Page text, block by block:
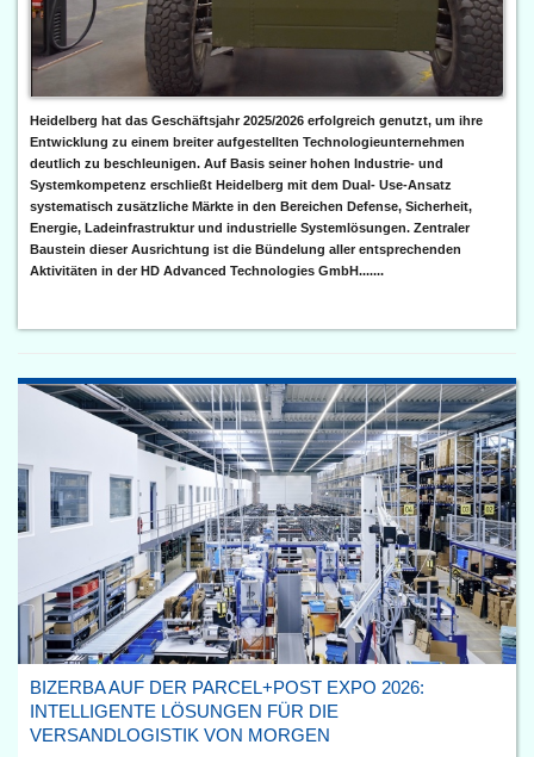
Heidelberg hat das Geschäftsjahr 2025/2026 erfolgreich genutzt, um ihre
Entwicklung zu einem breiter aufgestellten Technologieunternehmen
deutlich zu beschleunigen. Auf Basis seiner hohen Industrie- und
Systemkompetenz erschließt Heidelberg mit dem Dual- Use-Ansatz
systematisch zusätzliche Märkte in den Bereichen Defense, Sicherheit,
Energie, Ladeinfrastruktur und industrielle Systemlösungen. Zentraler
Baustein dieser Ausrichtung ist die Bündelung aller entsprechenden
Aktivitäten in der HD Advanced Technologies GmbH.......
BIZERBA AUF DER PARCEL+POST EXPO 2026:
INTELLIGENTE LÖSUNGEN FÜR DIE
VERSANDLOGISTIK VON MORGEN